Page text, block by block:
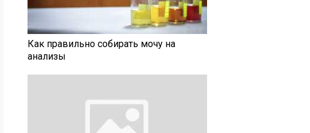
Как правильно собирать мочу на
анализы